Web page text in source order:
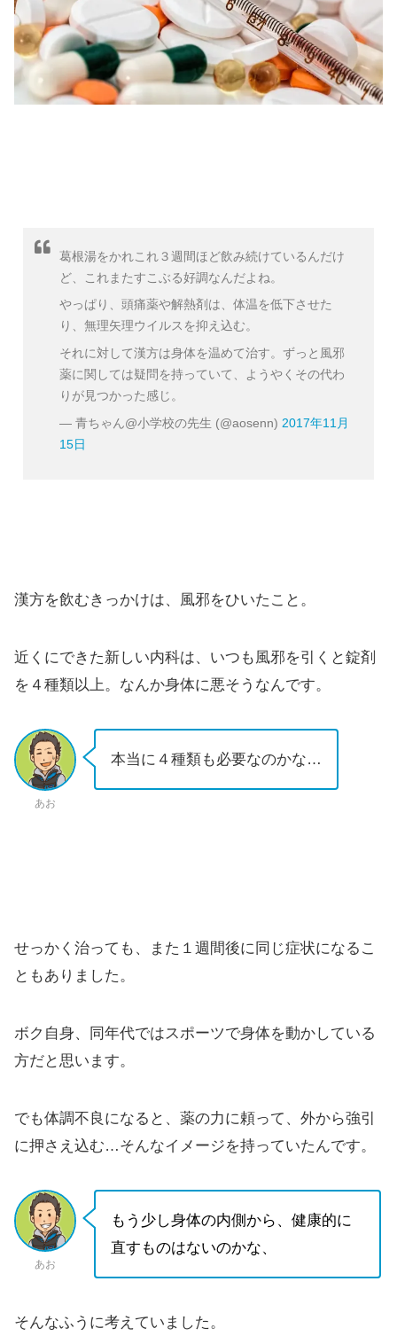
葛根湯をかれこれ３週間ほど飲み続けているんだけ
ど、これまたすこぶる好調なんだよね。
やっぱり、頭痛薬や解熱剤は、体温を低下させた
り、無理矢理ウイルスを抑え込む。
それに対して漢方は身体を温めて治す。ずっと風邪
薬に関しては疑問を持っていて、ようやくその代わ
りが見つかった感じ。
— 青ちゃん@小学校の先生 (@aosenn) 2017年11月
15日
漢方を飲むきっかけは、風邪をひいたこと。
近くにできた新しい内科は、いつも風邪を引くと錠剤
を４種類以上。なんか身体に悪そうなんです。
あお
本当に４種類も必要なのかな…
せっかく治っても、また１週間後に同じ症状になるこ
ともありました。
ボク自身、同年代ではスポーツで身体を動かしている
方だと思います。
でも体調不良になると、薬の力に頼って、外から強引
に押さえ込む…そんなイメージを持っていたんです。
あお
もう少し身体の内側から、健康的に
直すものはないのかな、
そんなふうに考えていました。